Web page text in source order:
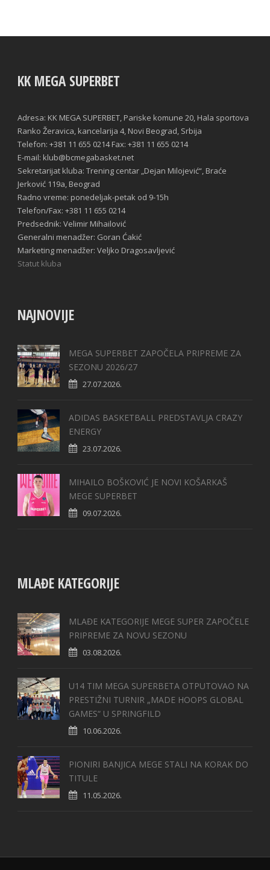
KK MEGA SUPERBET
Adresa: KK MEGA SUPERBET, Pariske komune 20, Hala sportova
Ranko Žeravica, kancelarija 4, Novi Beograd, Srbija
Telefon: +381 11 655 0214 Fax: +381 11 655 0214
E-mail: klub@bcmegabasket.net
Sekretarijat kluba: Trening centar „Dejan Milojević“, Braće
Jerković 119a, Beograd
Radno vreme: ponedeljak-petak od 9-15h
Telefon/Fax: +381 11 655 0214
Predsednik: Velimir Mihailović
Generalni menadžer: Goran Ćakić
Marketing menadžer: Veljko Dragosavljević
Statut kluba
NAJNOVIJE
MEGA SUPERBET ZAPOČELA PRIPREME ZA
SEZONU 2026/27
27.07.2026.
ADIDAS BASKETBALL PREDSTAVLJA CRAZY
ENERGY
23.07.2026.
MIHAILO BOŠKOVIĆ JE NOVI KOŠARKAŠ
MEGE SUPERBET
09.07.2026.
MLAĐE KATEGORIJE
MLAĐE KATEGORIJE MEGE SUPER ZAPOČELE
PRIPREME ZA NOVU SEZONU
03.08.2026.
U14 TIM MEGA SUPERBETA OTPUTOVAO NA
PRESTIŽNI TURNIR „MADE HOOPS GLOBAL
GAMES“ U SPRINGFILD
10.06.2026.
PIONIRI BANJICA MEGE STALI NA KORAK DO
TITULE
11.05.2026.